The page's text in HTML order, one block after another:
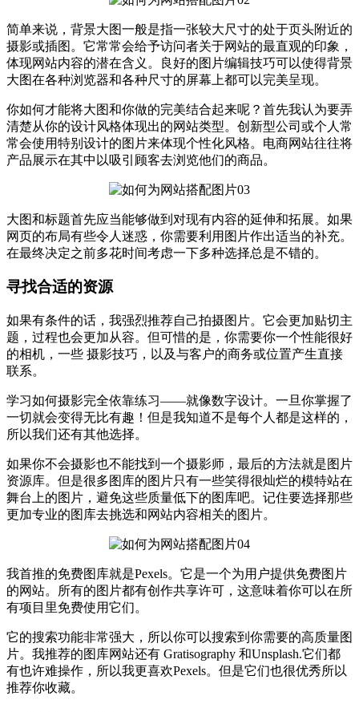
简单来说，背景大图一般是指一张较大尺寸的处于页头附近的
摄影或插图。它常常会给予访问者关于网站的最直观的印象，
体现网站内容的潜在含义。良好的图片编辑技巧可以使得背景
大图在各种浏览器和各种尺寸的屏幕上都可以完美呈现。
你如何才能将大图和你做的完美结合起来呢？首先我认为要弄
清楚从你的设计风格体现出的网站类型。创新型公司或个人常
常会使用特别设计的图片来体现个性化风格。电商网站往往将
产品展示在其中以吸引顾客去浏览他们的商品。
大图和标题首先应当能够做到对现有内容的延伸和拓展。如果
网页的布局有些令人迷惑，你需要利用图片作出适当的补充。
在最终决定之前多花时间考虑一下多种选择总是不错的。
寻找合适的资源
如果有条件的话，我强烈推荐自己拍摄图片。它会更加贴切主
题，过程也会更加从容。但可惜的是，你需要你一个性能很好
的相机，一些 摄影技巧，以及与客户的商务或位置产生直接
联系。
学习如何摄影完全依靠练习——就像数字设计。一旦你掌握了
一切就会变得无比有趣！但是我知道不是每个人都是这样的，
所以我们还有其他选择。
如果你不会摄影也不能找到一个摄影师，最后的方法就是图片
资源库。但是很多图库的图片只有一些笑得很灿烂的模特站在
舞台上的图片，避免这些质量低下的图库吧。记住要选择那些
更加专业的图库去挑选和网站内容相关的图片。
我首推的免费图库就是Pexels。它是一个为用户提供免费图片
的网站。所有的图片都有创作共享许可，这意味着你可以在所
有项目里免费使用它们。
它的搜索功能非常强大，所以你可以搜索到你需要的高质量图
片。我推荐的图库网站还有 Gratisography 和Unsplash.它们都
有也许难操作，所以我更喜欢Pexels。但是它们也很优秀所以
推荐你收藏。